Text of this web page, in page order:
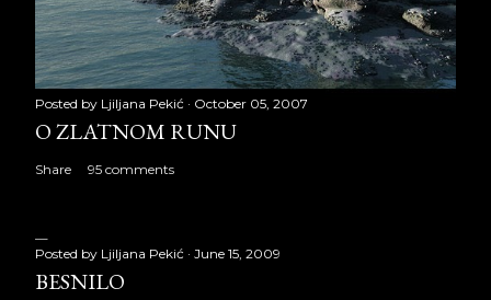
Posted by Ljiljana Pekić October 05, 2007
O ZLATNOM RUNU
Share 95 comments
Posted by Ljiljana Pekić June 15, 2009
BESNILO